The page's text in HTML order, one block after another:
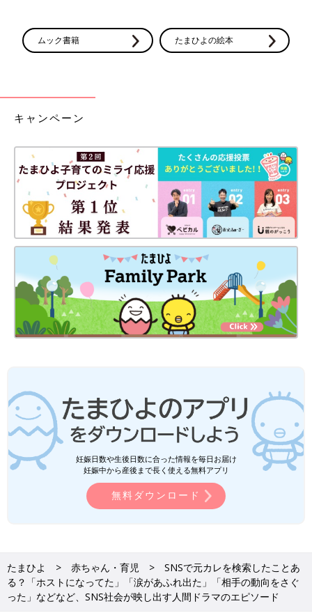
ムック書籍 たまひよの絵本
キャンペーン
妊娠日数や生後日数に合った情報を毎日お届け
妊娠中から産後まで長く使える無料アプリ
無料ダウンロード
たまひよ 赤ちゃん・育児
SNSで元カレを検索したことあ
る？「ホストになってた」「涙があふれ出た」「相手の動向をさぐ
った」などなど、SNS社会が映し出す人間ドラマのエピソード